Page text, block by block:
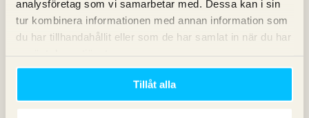
analysföretag som vi samarbetar med. Dessa kan i sin
tur kombinera informationen med annan information som
du har tillhandahållit eller som de har samlat in när du har
Tillåt alla
SEM
Sociala medier
Sökpodden
Webbanalys